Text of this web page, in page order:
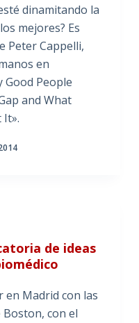
dinamitando la
mejores? Es
Peter Cappelli,
en
People
and What
It».
de ideas
en Madrid con las
con el